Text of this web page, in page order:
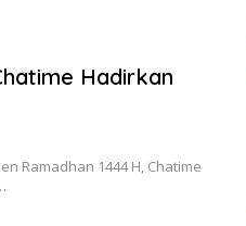
Hadirkan
Ramadhan 1444 H, Chatime